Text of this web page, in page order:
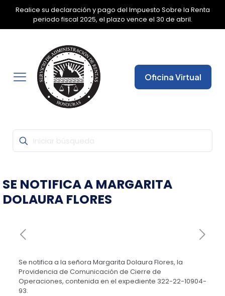
Realice su declaración y pago del Impuesto Sobre la Renta
periodo fiscal 2025, el plazo vence el 30 de abril. ✕
Oficina Virtual
SE NOTIFICA A MARGARITA
DOLAURA FLORES
Se notifica a la señora Margarita Dolaura Flores, la
Providencia de Comunicación de Cierre de
Operaciones, contenida en el expediente 322-22-10904-
93.